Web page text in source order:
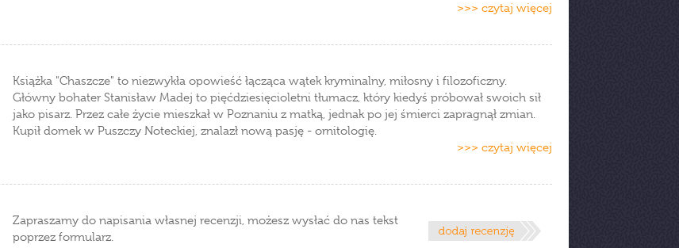
>>> czytaj więcej
Książka "Chaszcze" to niezwykła opowieść łącząca wątek kryminalny, miłosny i filozoficzny.
Główny bohater Stanisław Madej to pięćdziesięcioletni tłumacz, który kiedyś próbował swoich sił
jako pisarz. Przez całe życie mieszkał w Poznaniu z matką, jednak po jej śmierci zapragnął zmian.
Kupił domek w Puszczy Noteckiej, znalazł nową pasję - ornitologię.
>>> czytaj więcej
Zapraszamy do napisania własnej recenzji, możesz wysłać do nas tekst
poprzez formularz.